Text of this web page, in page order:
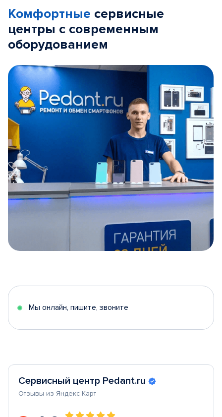
Комфортные сервисные
центры с современным
оборудованием
5
Мы онлайн, пишите, звоните
Сервисный центр Pedant.ru
Отзывы из Яндекс Карт